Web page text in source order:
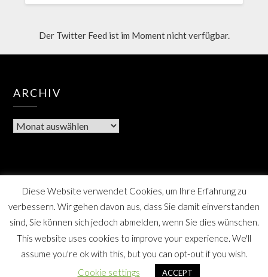
Der Twitter Feed ist im Moment nicht verfügbar.
ARCHIV
Berner Bote, die Monatszeitschrift für Farmsen-Berne
Diese Website verwendet Cookies, um Ihre Erfahrung zu
verbessern. Wir gehen davon aus, dass Sie damit einverstanden
sind, Sie können sich jedoch abmelden, wenn Sie dies wünschen.
This website uses cookies to improve your experience. We'll
assume you're ok with this, but you can opt-out if you wish.
Cookie settings
ACCEPT